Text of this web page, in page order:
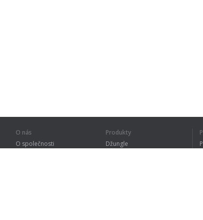
O nás
O společnosti
Produkty
Džungle